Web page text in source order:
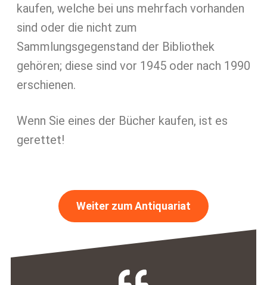
kaufen, welche bei uns mehrfach vorhanden
sind oder die nicht zum
Sammlungsgegenstand der Bibliothek
gehören; diese sind vor 1945 oder nach 1990
erschienen.
Wenn Sie eines der Bücher kaufen, ist es
gerettet!
Weiter zum Antiquariat